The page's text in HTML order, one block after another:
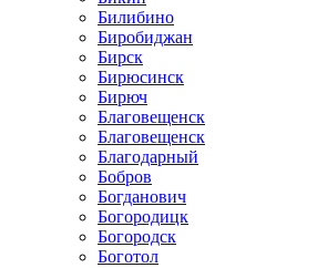
Билибино
Биробиджан
Бирск
Бирюсинск
Бирюч
Благовещенск
Благовещенск
Благодарный
Бобров
Богданович
Богородицк
Богородск
Боготол